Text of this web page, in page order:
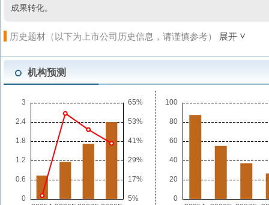
成果转化。
历史题材（以下为上市公司历史信息，请谨慎参考） 展开
机构预测